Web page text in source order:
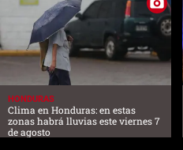
HONDURAS
Clima en Honduras: en estas
zonas habrá lluvias este viernes 7
de agosto